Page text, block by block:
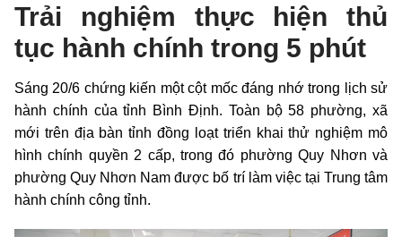
Trải nghiệm thực hiện thủ
tục hành chính trong 5 phút
Sáng 20/6 chứng kiến một cột mốc đáng nhớ trong lịch sử
hành chính của tỉnh Bình Định. Toàn bộ 58 phường, xã
mới trên địa bàn tỉnh đồng loạt triển khai thử nghiệm mô
hình chính quyền 2 cấp, trong đó phường Quy Nhơn và
phường Quy Nhơn Nam được bố trí làm việc tại Trung tâm
hành chính công tỉnh.